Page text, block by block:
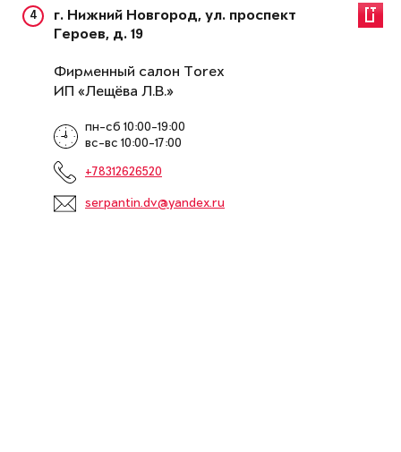
4
г. Нижний Новгород, ул. проспект
Героев, д. 19
Фирменный салон Torex
ИП «Лещёва Л.В.»
пн-сб 10:00-19:00
вс-вс 10:00-17:00
+78312626520
serpantin.dv@yandex.ru